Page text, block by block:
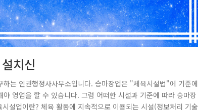
치신
는 인권행정사사무소입니다. 승마장업은 "체육시설법"에 기준에
영업을 할 수 있습니다. 그럼 어떠한 시설과 기준에 따라 승마장
설업이란? 체육 활동에 지속적으로 이용되는 시설(정보처리 기술